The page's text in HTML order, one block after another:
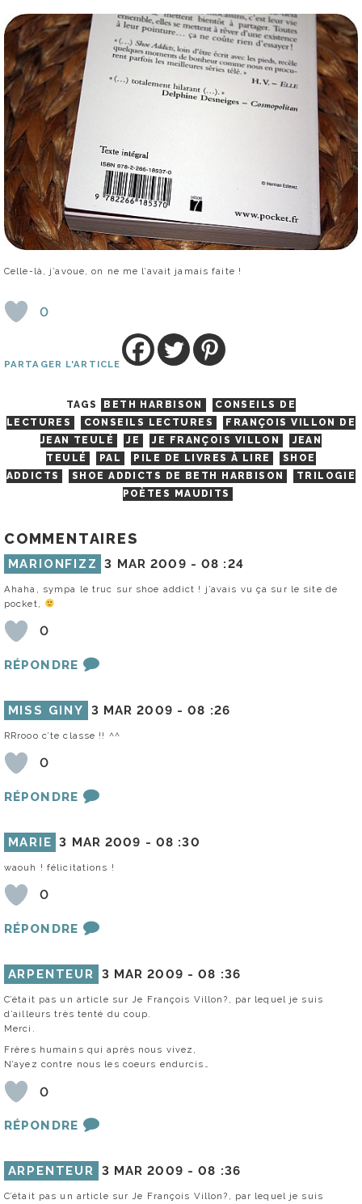
Celle-là, j’avoue, on ne me l’avait jamais faite !
0
PARTAGER L'ARTICLE
TAGS BETH HARBISON
CONSEILS DE
LECTURES
CONSEILS LECTURES
FRANÇOIS VILLON DE
JEAN TEULÉ
JE JE FRANÇOIS VILLON
JEAN
TEULÉ
PAL PILE DE LIVRES À LIRE
SHOE
ADDICTS
SHOE ADDICTS DE BETH HARBISON
TRILOGIE
POÈTES MAUDITS
COMMENTAIRES
MARIONFIZZ 3 MAR 2009 -08 :24
Ahaha, sympa le truc sur shoe addict ! j’avais vu ça sur le site de
pocket,
0
RÉPONDRE
MISS GINY 3 MAR 2009 -08 :26
RRrooo c’te classe !! ^^
0
RÉPONDRE
MARIE 3 MAR 2009 - 08 :30
waouh ! félicitations !
0
RÉPONDRE
ARPENTEUR 3 MAR 2009 -08 :36
C’était pas un article sur Je François Villon?, par lequel je suis
d’ailleurs très tenté du coup.
Merci.
Frères humains qui après nous vivez,
N’ayez contre nous les coeurs endurcis…
0
RÉPONDRE
ARPENTEUR 3 MAR 2009 -08 :36
C’était pas un article sur Je François Villon?, par lequel je suis